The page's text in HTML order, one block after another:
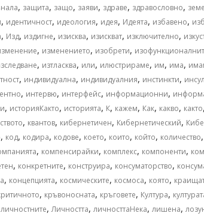
, защита, защо, заяви, здраве, здравословно,
, идентичност, идеология, идея, Идеята, избавено,
, Изд, издигне, изисква, изискват, изключително,
, изменението, изобрети,
, изтласква, или, илюстрираме, им, има,
, индивидуална, индивидуалния, инстинкти,
, интервю, интерфейс, информационни,
, историяКакто, историята, К, кажем, Как, какво, както,
, квантов, кибернетичен, Кибернетический,
, код, кодира, кодове, което, които, който, количество,
, компенсирайки, комплекс, компоненти,
, конкретните, конструира, консуматорство,
, концепцията, космическите, космоса, която,
, кръвоносната, кръговете, Култура,
личностните,Личността, личносттаНека, лишена,